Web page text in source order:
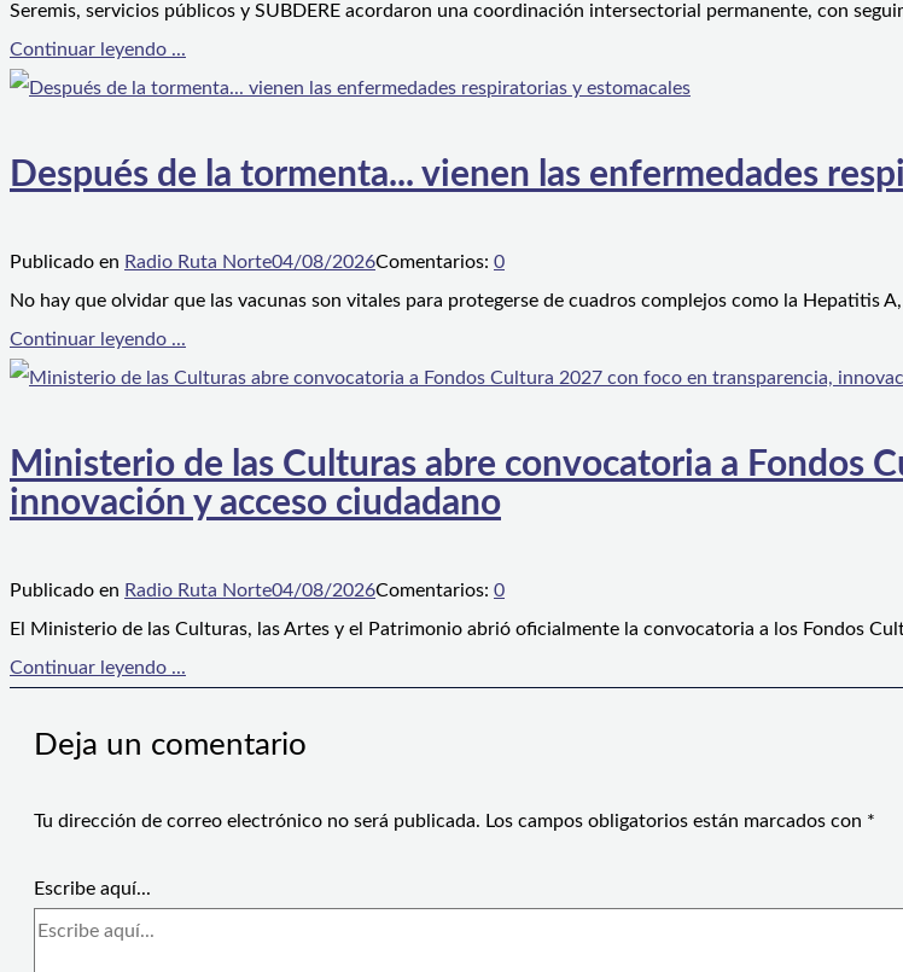
Seremis, servicios públicos y SUBDERE acordaron una coordinación intersectorial permanente, con
Continuar leyendo ...
Después de la tormenta... vienen las enfermedades
Publicado en Radio Ruta Norte04/08/2026Comentarios: 0
No hay que olvidar que las vacunas son vitales para protegerse de cuadros complejos como la Hepatitis
Continuar leyendo ...
Ministerio de las Culturas abre convocatoria a Fondos
innovación y acceso ciudadano
Publicado en Radio Ruta Norte04/08/2026Comentarios: 0
El Ministerio de las Culturas, las Artes y el Patrimonio abrió oficialmente la convocatoria a los Fondos
Continuar leyendo ...
Deja un comentario
Tu dirección de correo electrónico no será publicada. Los campos obligatorios están marcados con *
Escribe aquí...